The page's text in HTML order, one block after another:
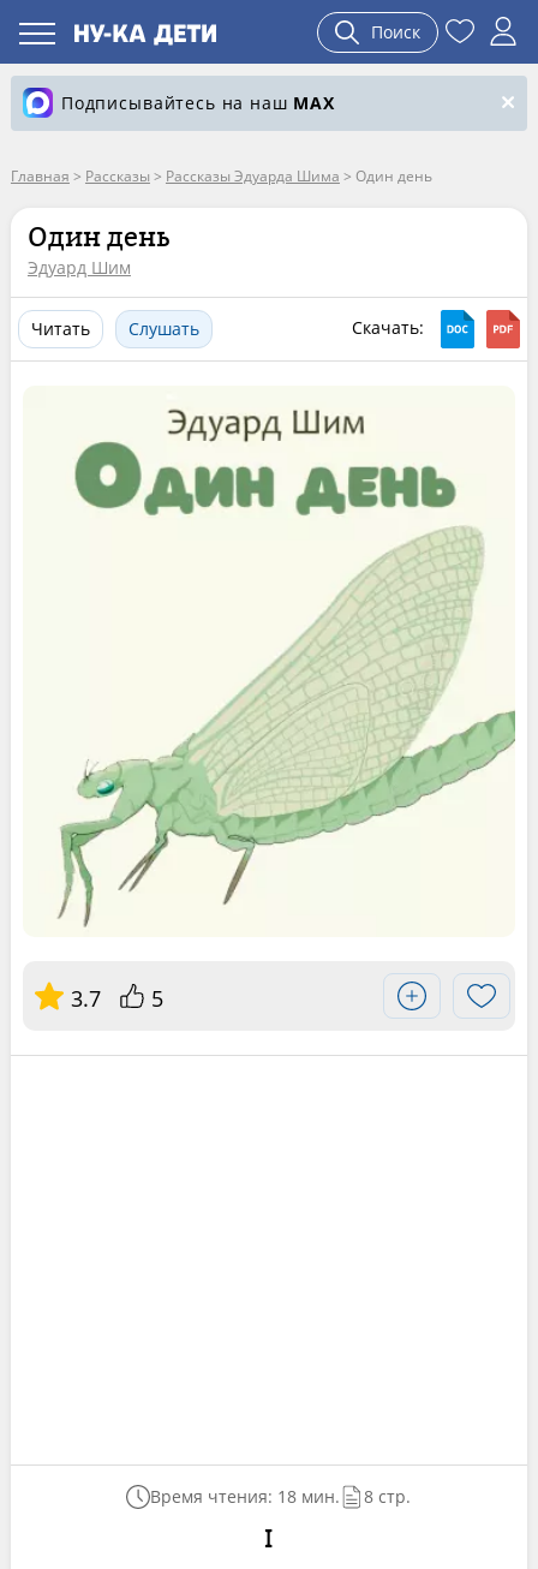
Поиск
Подписывайтесь на наш MAX
Главная > Рассказы > Рассказы Эдуарда Шима > Один день
Один день
Эдуард Шим
Читать Слушать Скачать:
3.7 5
Время чтения: 18 мин. 8 стр.
I